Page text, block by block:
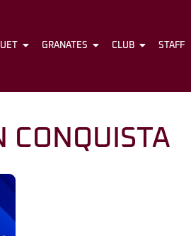
FÚTBOL BÁSQUET GRANATES
GRANATES CLUB STAFF
CONQUISTA